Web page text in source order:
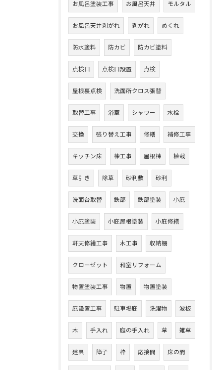
お風呂塗装工事 お風呂天井 モルタル
お風呂天井剥がれ 剥がれ めくれ
防水塗料 防カビ 防カビ塗料
点検口 点検口設置 点検
屋根裏点検 洗面所クロス張替
取替工事 浴室 シャワー 水栓
交換 張り替え工事 修繕 補修工事
キッチン床 棟工事 屋根棟 植栽
草引き 除草 砂利敷 砂利
洗面台取替 鉄部 鉄部塗装 小庇
小庇塗装 小庇屋根塗装 小庇修繕
軒天修繕工事 木工事 収納棚
クローゼット 和室リフォーム
物置塗装工事 物置 物置塗装
庇設置工事 駐車場庇 洗濯物 波板
木 手入れ 庭の手入れ 草 雑草
建具 障子 枠 応接間 床の間